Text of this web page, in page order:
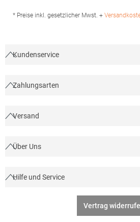
9630Hersteller: Tee Jays A/S Lansen
Dänemark E-Mail: info@teejays.dk
* Preise inkl. gesetzlicher Mwst. +
Kundenservice
Zahlungsarten
Versand
Über Uns
Hilfe und Service
Vertrag